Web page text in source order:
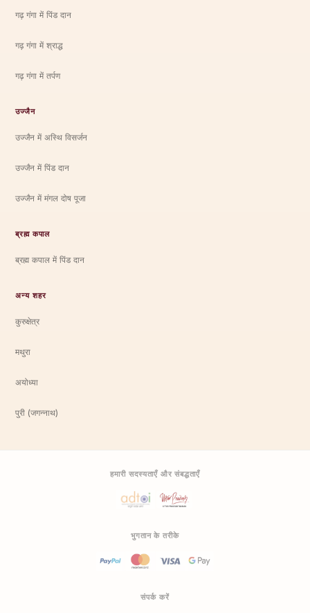
गढ़ गंगा में पिंड दान
गढ़ गंगा में श्राद्ध
गढ़ गंगा में तर्पण
उज्जैन
उज्जैन में अस्थि विसर्जन
उज्जैन में पिंड दान
उज्जैन में मंगल दोष पूजा
ब्रह्म कपाल
ब्रह्म कपाल में पिंड दान
अन्य शहर
कुरुक्षेत्र
मथुरा
अयोध्या
पुरी (जगन्नाथ)
हमारी सदस्यताएँ और संबद्धताएँ
भुगतान के तरीके
संपर्क करें